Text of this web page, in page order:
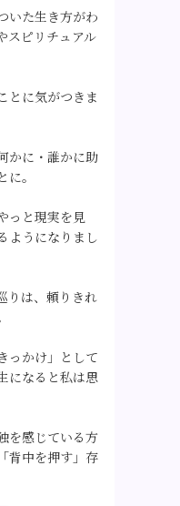
いた生き方がわ
スピリチュアル
とに気がつきま
かに・誰かに助
。
っと現実を見
ようになりまし
りは、頼りきれ
っかけ」として
になると私は思
を感じている方
背中を押す」存